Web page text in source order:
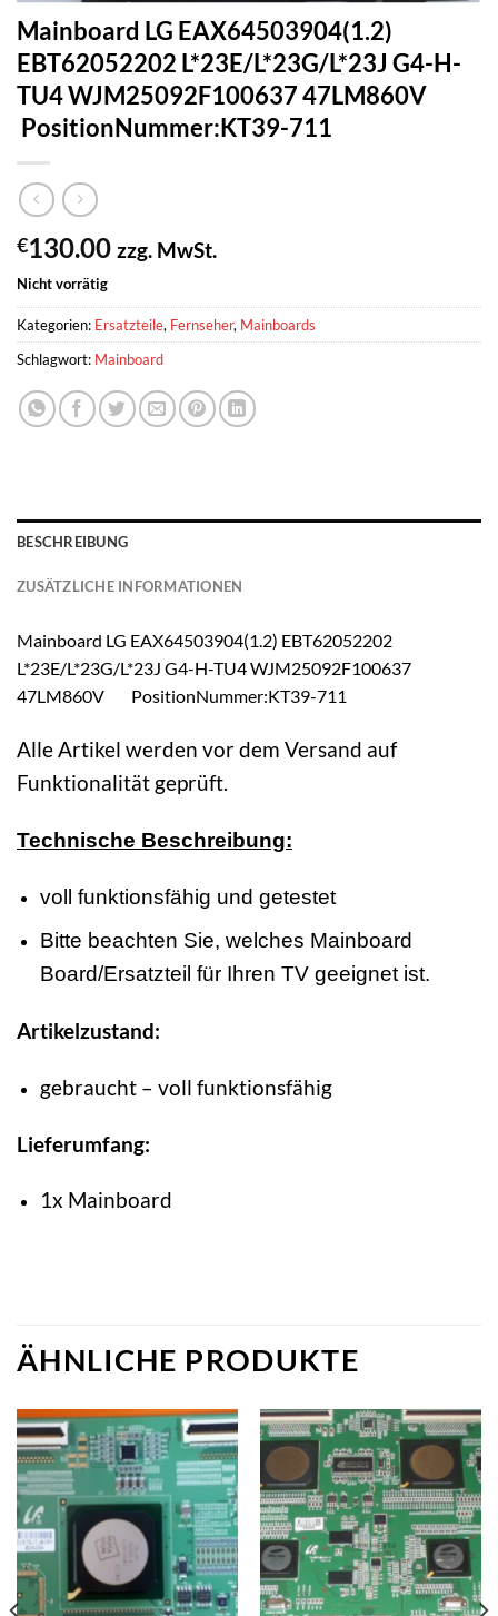
Mainboard LG EAX64503904(1.2)
EBT62052202 L*23E/L*23G/L*23J G4-H-
TU4 WJM25092F100637 47LM860V
PositionNummer:KT39-711
€130.00 zzg. MwSt.
Nicht vorrätig
Kategorien: Ersatzteile, Fernseher, Mainboards
Schlagwort: Mainboard
BESCHREIBUNG
ZUSÄTZLICHE INFORMATIONEN
Mainboard LG EAX64503904(1.2) EBT62052202
L*23E/L*23G/L*23J G4-H-TU4 WJM25092F100637
47LM860V PositionNummer:KT39-711
Alle Artikel werden vor dem Versand auf
Funktionalität geprüft.
Technische Beschreibung:
voll funktionsfähig und getestet
Bitte beachten Sie, welches Mainboard
Board/Ersatzteil für Ihren TV geeignet ist.
Artikelzustand:
gebraucht – voll funktionsfähig
Lieferumfang:
1x Mainboard
ÄHNLICHE PRODUKTE